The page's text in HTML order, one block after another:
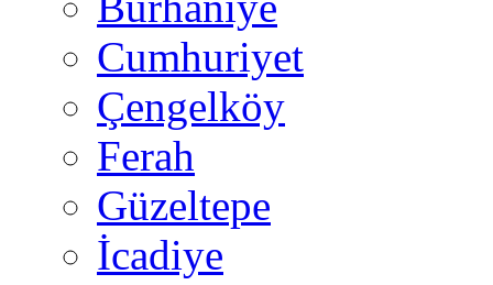
Cumhuriyet
Çengelköy
Ferah
Güzeltepe
İcadiye